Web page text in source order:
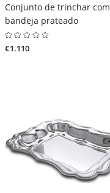
Conjunto de trinchar com
bandeja prateado
€1.110